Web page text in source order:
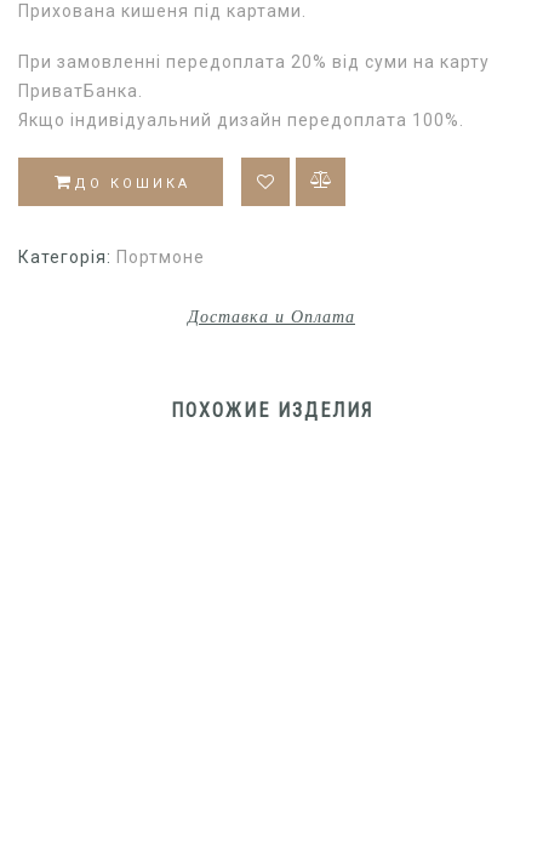
Прихована кишеня під картами.
При замовленні передоплата 20% від суми на карту
ПриватБанка.
Якщо індивідуальний дизайн передоплата 100%.
ДО КОШИКА
Категорія: Портмоне
Доставка и Оплата
ПОХОЖИЕ ИЗДЕЛИЯ